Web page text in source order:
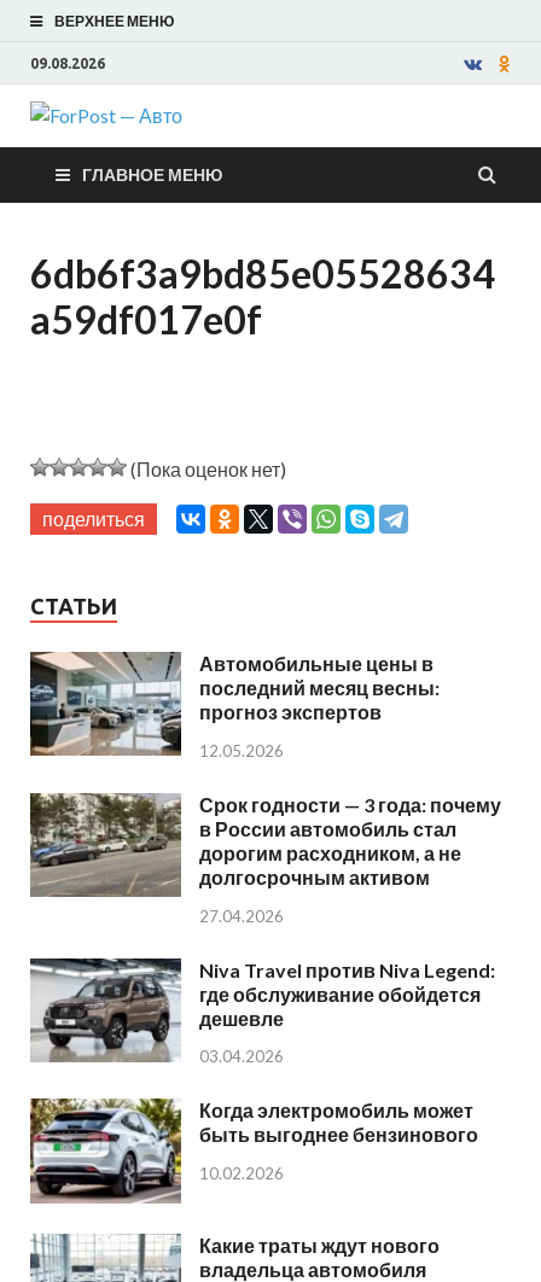
ВЕРХНЕЕ МЕНЮ
09.08.2026
ForPost —
Авто
ГЛАВНОЕ МЕНЮ
6db6f3a9bd85e05528634
a59df017e0f
(Пока оценок нет)
поделиться
СТАТЬИ
Автомобильные цены в
последний месяц весны:
прогноз экспертов
12.05.2026
Срок годности — 3 года: почему
в России автомобиль стал
дорогим расходником, а не
долгосрочным активом
27.04.2026
Niva Travel против Niva Legend:
где обслуживание обойдется
дешевле
03.04.2026
Когда электромобиль может
быть выгоднее бензинового
10.02.2026
Какие траты ждут нового
владельца автомобиля